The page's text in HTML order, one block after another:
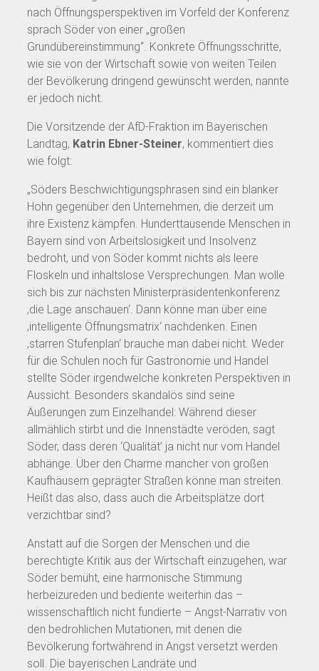
nach Öffnungsperspektiven im Vorfeld der Konferenz
sprach Söder von einer „großen
Grundübereinstimmung“. Konkrete Öffnungsschritte,
wie sie von der Wirtschaft sowie von weiten Teilen
der Bevölkerung dringend gewünscht werden, nannte
er jedoch nicht.
Die Vorsitzende der AfD-Fraktion im Bayerischen
Landtag, Katrin Ebner-Steiner, kommentiert dies
wie folgt:
„Söders Beschwichtigungsphrasen sind ein blanker
Hohn gegenüber den Unternehmen, die derzeit um
ihre Existenz kämpfen. Hunderttausende Menschen in
Bayern sind von Arbeitslosigkeit und Insolvenz
bedroht, und von Söder kommt nichts als leere
Floskeln und inhaltslose Versprechungen. Man wolle
sich bis zur nächsten Ministerpräsidentenkonferenz
‚die Lage anschauen‘. Dann könne man über eine
‚intelligente Öffnungsmatrix‘ nachdenken. Einen
‚starren Stufenplan‘ brauche man dabei nicht. Weder
für die Schulen noch für Gastronomie und Handel
stellte Söder irgendwelche konkreten Perspektiven in
Aussicht. Besonders skandalös sind seine
Äußerungen zum Einzelhandel: Während dieser
allmählich stirbt und die Innenstädte veröden, sagt
Söder, dass deren ‘Qualität’ ja nicht nur vom Handel
abhänge. Über den Charme mancher von großen
Kaufhäusern geprägter Straßen könne man streiten.
Heißt das also, dass auch die Arbeitsplätze dort
verzichtbar sind?
Anstatt auf die Sorgen der Menschen und die
berechtigte Kritik aus der Wirtschaft einzugehen, war
Söder bemüht, eine harmonische Stimmung
herbeizureden und bediente weiterhin das –
wissenschaftlich nicht fundierte – Angst-Narrativ von
den bedrohlichen Mutationen, mit denen die
Bevölkerung fortwährend in Angst versetzt werden
soll. Die bayerischen Landräte und